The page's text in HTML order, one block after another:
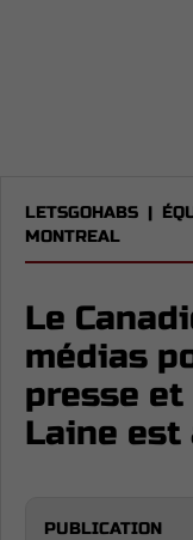
LETSGOHABS |
MONTREAL
Le
médias
presse
Laine
PUBLICATION